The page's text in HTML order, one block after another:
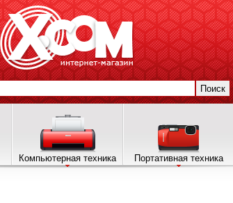
Поиск
Компьютерная техника Портативная техника